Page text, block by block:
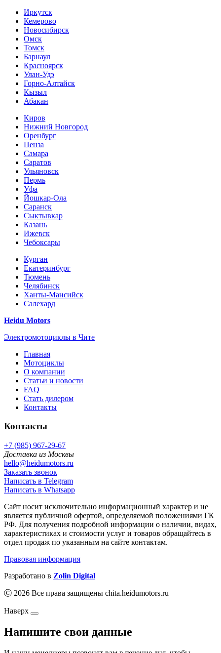
Иркутск
Кемерово
Новосибирск
Омск
Томск
Барнаул
Красноярск
Улан-Удэ
Горно-Алтайск
Кызыл
Абакан
Киров
Нижний Новгород
Оренбург
Пенза
Самара
Саратов
Ульяновск
Пермь
Уфа
Йошкар-Ола
Саранск
Сыктывкар
Казань
Ижевск
Чебоксары
Курган
Екатеринбург
Тюмень
Челябинск
Ханты-Мансийск
Салехард
Heidu Motors
Электромотоциклы в Чите
Главная
Мотоциклы
О компании
Статьи и новости
FAQ
Стать дилером
Контакты
Контакты
+7 (985) 967-29-67
Доставка из Москвы
hello@heidumotors.ru
Заказать звонок
Написать в Telegram
Написать в Whatsapp
Сайт носит исключительно информационный характер и не
является публичной офертой, определяемой положениями ГК
РФ. Для получения подробной информации о наличии, видах,
характеристиках и стоимости услуг и товаров обращайтесь в
отдел продаж по указанным на сайте контактам.
Правовая информация
Разработано в Zolin Digital
Ⓒ 2026 Все права защищены chita.heidumotors.ru
Наверх
Напишите свои данные